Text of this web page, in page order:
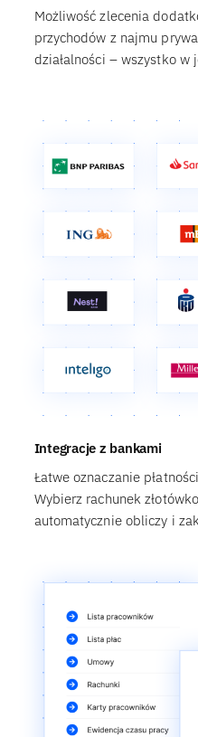
Możliwość zlecenia
przychodów z najmu
działalności – wszystko w
Integracje z bankami
Łatwe oznaczanie
Wybierz rachunek
automatycznie obliczy i